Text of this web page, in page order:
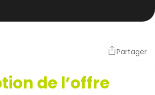
Partager
de l’offre